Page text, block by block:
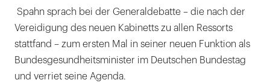
Spahn sprach bei der Generaldebatte – die nach der
Vereidigung des neuen Kabinetts zu allen Ressorts
stattfand – zum ersten Mal in seiner neuen Funktion als
Bundesgesundheitsminister im Deutschen Bundestag
und verriet seine Agenda.